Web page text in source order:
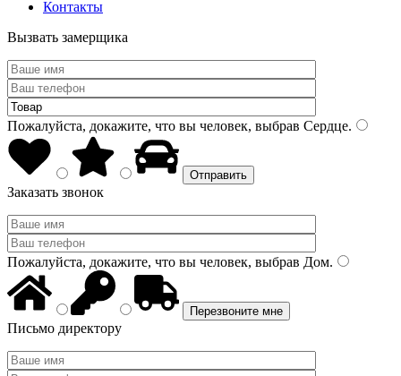
Контакты
Вызвать замерщика
Пожалуйста, докажите, что вы человек, выбрав Сердце.
Заказать звонок
Пожалуйста, докажите, что вы человек, выбрав Дом.
Письмо директору